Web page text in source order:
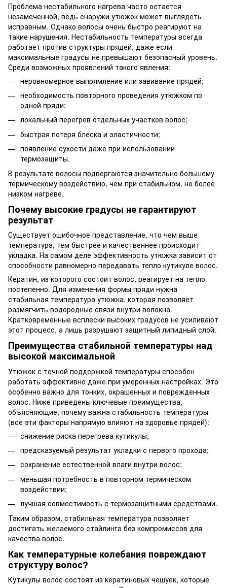
Проблема нестабильного нагрева часто остается
незамеченной, ведь снаружи утюжок может выглядеть
исправным. Однако волосы очень быстро реагируют на
такие нарушения. Нестабильность температуры всегда
работает против структуры прядей, даже если
максимальные градусы не превышают безопасный уровень.
Среди возможных проявлений такого явления:
неровномерное выпрямление или завивание прядей;
необходимость повторного проведения утюжком по
одной пряди;
локальный перегрев отдельных участков волос;
быстрая потеря блеска и эластичности;
появление сухости даже при использовании
термозащиты.
В результате волосы подвергаются значительно большему
термическому воздействию, чем при стабильном, но более
низком нагреве.
Почему высокие градусы не гарантируют
результат
Существует ошибочное представление, что чем выше
температура, тем быстрее и качественнее происходит
укладка. На самом деле эффективность утюжка зависит от
способности равномерно передавать тепло кутикуле волос.
Кератин, из которого состоит волос, реагирует на тепло
постепенно. Для изменения формы пряди нужна
стабильная температура утюжка, которая позволяет
размягчить водородные связи внутри волокна.
Кратковременные всплески высоких градусов не усиливают
этот процесс, а лишь разрушают защитный липидный слой.
Преимущества стабильной температуры над
высокой максимальной
Утюжок с точной поддержкой температуры способен
работать эффективно даже при умеренных настройках. Это
особенно важно для тонких, окрашенных и поврежденных
волос. Ниже приведены ключевые преимущества,
объясняющие, почему важна стабильность температуры
(все эти факторы напрямую влияют на здоровье прядей):
снижение риска перегрева кутикулы;
предсказуемый результат укладки с первого прохода;
сохранение естественной влаги внутри волос;
меньшая потребность в повторном термическом
воздействии;
лучшая совместимость с термозащитными средствами.
Таким образом, стабильная температура позволяет
достигать желаемого стайлинга без компромиссов для
качества волос.
Как температурные колебания повреждают
структуру волос?
Кутикулы волос состоят из кератиновых чешуек, которые